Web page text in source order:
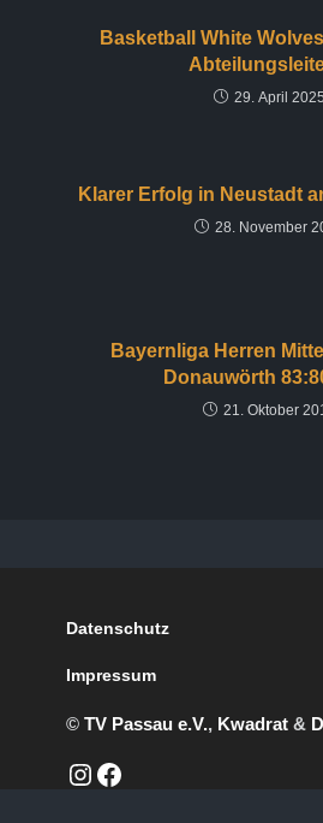
Basketball White
29. April 2025
Klarer Erfolg in Neustadt
28. November
Bayernliga Herren
Donauwörth
21. Oktober
Datenschutz
Impressum
©TV Passau e.V., Kwadrat &
https://www.instagram.com/passauwhitewolves/?hl=de Facebook